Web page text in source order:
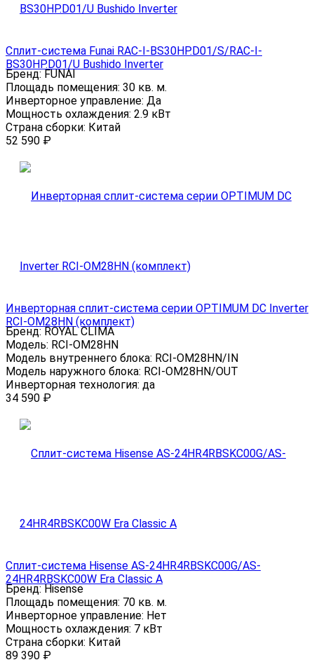
Сплит-система Funai RAC-I-BS30HP.D01/S/RAC-I-
BS30HP.D01/U Bushido Inverter
Бренд:FUNAI
Площадь помещения: 30 кв. м.
Инверторное управление: Да
Мощность охлаждения: 2.9 кВт
Страна сборки: Китай
52 590 ₽
Инверторная сплит-система серии OPTIMUM DC Inverter
RCI-OM28HN (комплект)
Бренд:ROYAL CLIMA
Модель: RCI-OM28HN
Модель внутреннего блока: RCI-OM28HN/IN
Модель наружного блока: RCI-OM28HN/OUT
Инверторная технология: да
34 590 ₽
Сплит-система Hisense AS-24HR4RBSKC00G/AS-
24HR4RBSKC00W Era Classic A
Бренд:Hisense
Площадь помещения: 70 кв. м.
Инверторное управление: Нет
Мощность охлаждения: 7 кВт
Страна сборки: Китай
89 390 ₽